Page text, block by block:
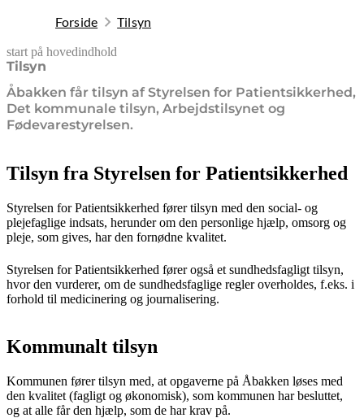
Forside Tilsyn
start på hovedindhold
Tilsyn
Åbakken får tilsyn af Styrelsen for Patientsikkerhed,
Det kommunale tilsyn, Arbejdstilsynet og
Fødevarestyrelsen.
senest opdateret 19. februar 2026
Tilsyn fra Styrelsen for Patientsikkerhed
Styrelsen for Patientsikkerhed fører tilsyn med den social- og
plejefaglige indsats, herunder om den personlige hjælp, omsorg og
pleje, som gives, har den fornødne kvalitet.
Styrelsen for Patientsikkerhed fører også et sundhedsfagligt tilsyn,
hvor den vurderer, om de sundhedsfaglige regler overholdes, f.eks. i
forhold til medicinering og journalisering.
Kommunalt tilsyn
Kommunen fører tilsyn med, at opgaverne på Åbakken løses med
den kvalitet (fagligt og økonomisk), som kommunen har besluttet,
og at alle får den hjælp, som de har krav på.